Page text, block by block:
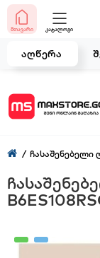
მთავარი კატალოგი
ჩასაშენებელი
აღწერა